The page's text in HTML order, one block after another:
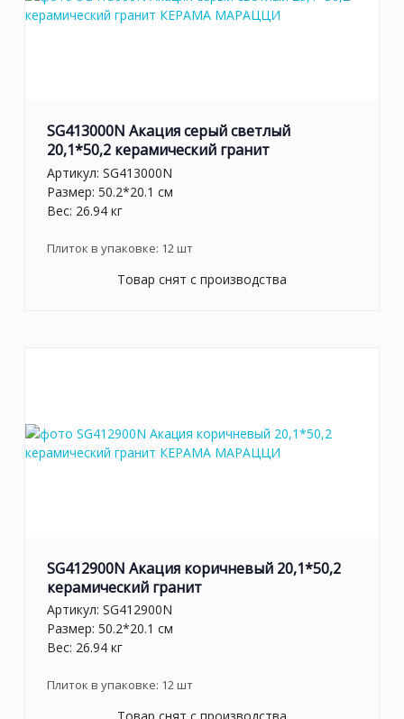
SG413000N Акация серый светлый
20,1*50,2 керамический гранит
Артикул: SG413000N
Размер: 50.2*20.1 см
Вес: 26.94 кг
Плиток в упаковке: 12шт
Товар снят с производства
SG412900N Акация коричневый 20,1*50,2
керамический гранит
Артикул: SG412900N
Размер: 50.2*20.1 см
Вес: 26.94 кг
Плиток в упаковке: 12шт